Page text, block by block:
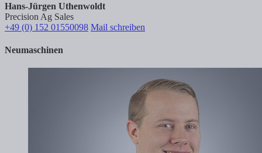
Hans-Jürgen Uthenwoldt
Precision Ag Sales
+49 (0) 152 01550098 Mail schreiben
Neumaschinen